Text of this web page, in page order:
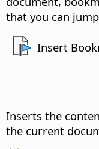
that you can
Insert
Inserts the
the current